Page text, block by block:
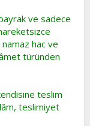
ve sadece
namaz hac ve
türünden
teslim
teslimiyet